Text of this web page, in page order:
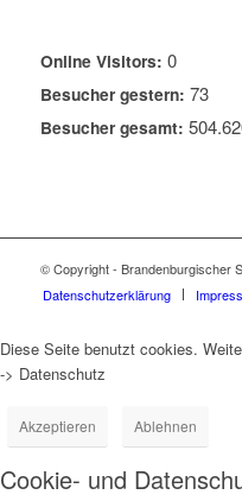
Online Visitors: 0
Besucher gestern: 73
Besucher gesamt:
© Copyright - Brandenburgischer
Datenschutzerklärung
Diese Seite benutzt cookies.
-> Datenschutz
Akzeptieren Ablehnen
Cookie- und